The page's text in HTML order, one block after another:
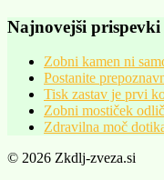
Najnovejši prispevki
Zobni kamen ni
Postanite
Tisk zastav je prvi
Zobni mostiček
Zdravilna moč
© 2026 Zkdlj-zveza.si